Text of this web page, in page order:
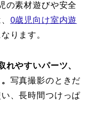
の素材遊びや安全
0歳児向け室内遊
ります。
れやすいパーツ、
写真撮影のときだ
、長時間つけっぱ